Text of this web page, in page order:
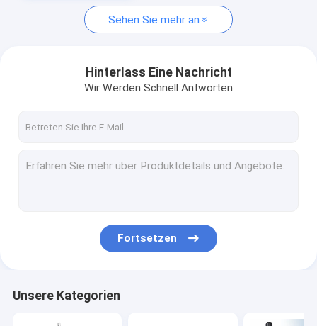
Sehen Sie mehr an
Hinterlass Eine Nachricht
Wir Werden Schnell Antworten
Fortsetzen
Unsere Kategorien